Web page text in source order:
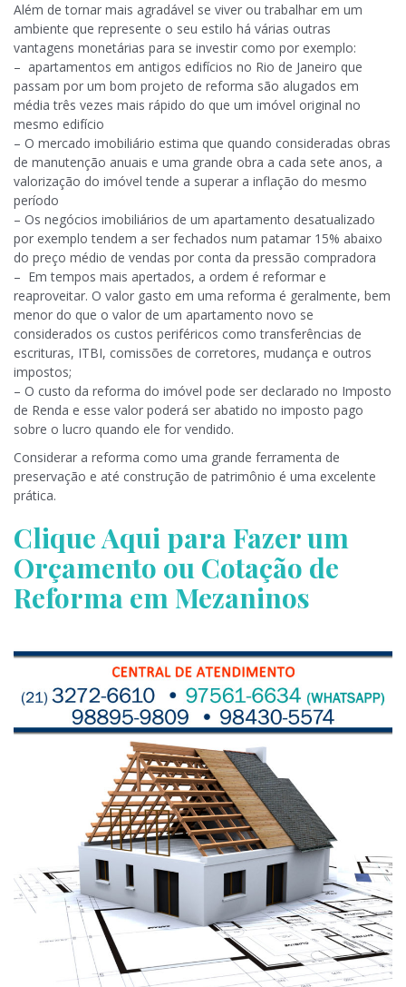
Além de tornar mais agradável se viver ou trabalhar em um
ambiente que represente o seu estilo há várias outras
vantagens monetárias para se investir como por exemplo:
– apartamentos em antigos edifícios no Rio de Janeiro que
passam por um bom projeto de reforma são alugados em
média três vezes mais rápido do que um imóvel original no
mesmo edifício
– O mercado imobiliário estima que quando consideradas obras
de manutenção anuais e uma grande obra a cada sete anos, a
valorização do imóvel tende a superar a inflação do mesmo
período
– Os negócios imobiliários de um apartamento desatualizado
por exemplo tendem a ser fechados num patamar 15% abaixo
do preço médio de vendas por conta da pressão compradora
– Em tempos mais apertados, a ordem é reformar e
reaproveitar. O valor gasto em uma reforma é geralmente, bem
menor do que o valor de um apartamento novo se
considerados os custos periféricos como transferências de
escrituras, ITBI, comissões de corretores, mudança e outros
impostos;
– O custo da reforma do imóvel pode ser declarado no Imposto
de Renda e esse valor poderá ser abatido no imposto pago
sobre o lucro quando ele for vendido.
Considerar a reforma como uma grande ferramenta de
preservação e até construção de patrimônio é uma excelente
prática.
Clique Aqui para Fazer um
Orçamento ou Cotação de
Reforma em Mezaninos